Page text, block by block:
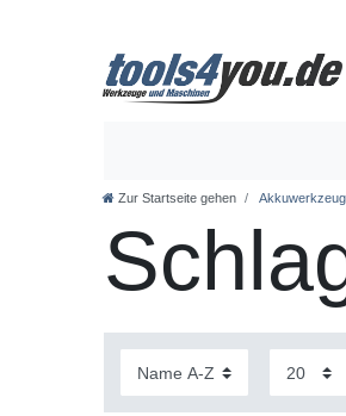
Zur Startseite gehen